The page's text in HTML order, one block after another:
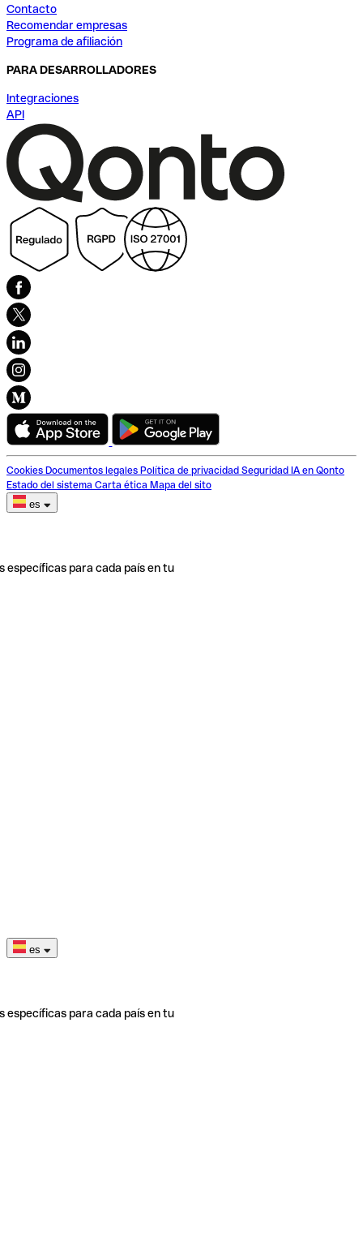
Contacto
Recomendar empresas
Programa de afiliación
PARA DESARROLLADORES
Integraciones
API
Cookies Documentos legales Política de privacidad Seguridad IA en Qonto
Estado del sistema Carta ética Mapa del sito
es
específicas para cada país en tu
es
específicas para cada país en tu